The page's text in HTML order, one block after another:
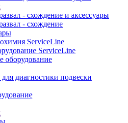
- схождение и аксессуары
- схождение
ServiceLine
ServiceLine
оборудование
диагностики подвески